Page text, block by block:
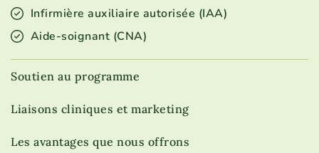
Infirmière auxiliaire autorisée (IAA)
Aide-soignant (CNA)
Soutien au programme
Liaisons cliniques et marketing
Les avantages que nous offrons